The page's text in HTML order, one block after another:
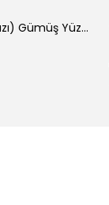
925 Ayar Kan Taşlı (kırmızı) Gümüş Yüzük